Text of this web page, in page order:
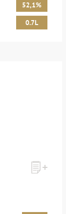
52,1%
0.7L